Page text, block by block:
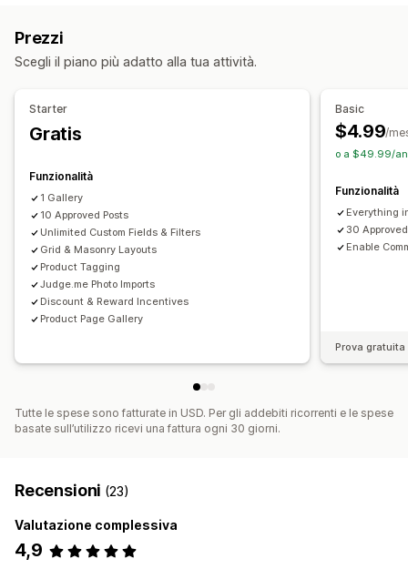
Numero di vendite
Notifiche personalizzate
Multilingua
Link ai social media
Analisi
Monitoraggio delle conversioni
Portfolio
UGC
Ridimensionamento immagine
Didascalie
Effetti al passaggio del mouse
Adattivo per dispositivi mobili
Tag con opzioni di acquisto
Condivisione sui social
Prezzi
Scegli il piano più adatto alla tua attività.
Starter
Gratis
Funzionalità
1 Gallery
10 Approved Posts
Unlimited Custom Fields & Filters
Grid & Masonry Layouts
Product Tagging
Judge.me Photo Imports
Discount & Reward Incentives
Product Page Gallery
Basic
$4.99/
o a $49.99/
Funzionalità
Everything
30
Enable
Prova
Tutte le spese sono fatturate in USD. Per gli addebiti ricorrenti e le spese
basate sull’utilizzo ricevi una fattura ogni 30 giorni.
Recensioni (23)
Valutazione complessiva
4,9